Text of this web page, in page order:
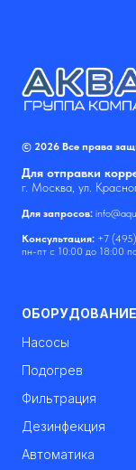
© 2026 Все права
Для отправки
г. Москва, ул.
Для запросов:
Консультация: +7
пн-пт с 10:00 до 18:00
ОБОРУДОВАНИЕ
Насосы
Подогрев
Фильтрация
Дезинфекция
Автоматика